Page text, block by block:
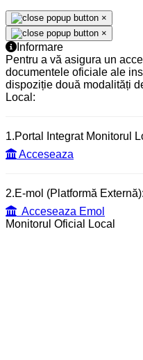
×
×
Informare
Pentru a vă asigura un
documentele oficiale ale
dispoziție două modalități
Local:
1.Portal Integrat Monitorul
Acceseaza
2.E-mol (Platformă Externă):
Acceseaza Emol
Monitorul Oficial Local